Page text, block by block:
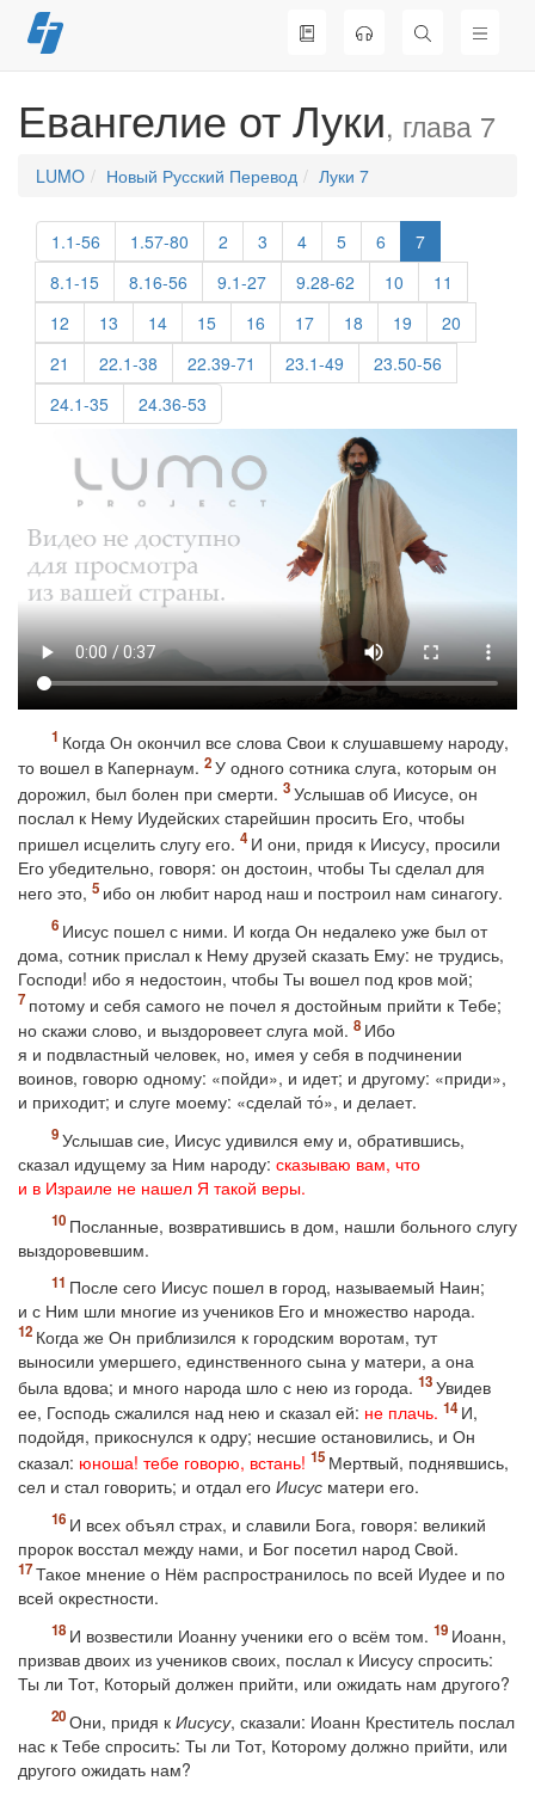
Перейти
к
Евангелие от Луки, глава 7
LUMO Новый Русский Перевод Луки 7
1.1-56 1.57-80 2 3 4 5 6
7
8.1-15
8.16-56 9.1-27 9.28-62 10
11
12
13 14 15 16 17 18 19
20
21
22.1-38 22.39-71 23.1-49
23.50-56
24.1-35
24.36-53
Когда Он окончил все слова Свои к слушавшему народу,
то вошел в Капернаум.
У одного сотника слуга, которым он
дорожил, был болен при смерти.
Услышав об Иисусе, он
послал к Нему Иудейских старейшин просить Его, чтобы
пришел исцелить слугу его.
И они, придя к Иисусу, просили
Его убедительно, говоря: он достоин, чтобы Ты сделал для
него это,
ибо он любит народ наш и построил нам синагогу.
Иисус пошел с ними. И когда Он недалеко уже был от
дома, сотник прислал к Нему друзей сказать Ему: не трудись,
Господи! ибо я недостоин, чтобы Ты вошел под кров мой;
потому и себя самого не почел я достойным прийти к Тебе;
но скажи слово, и выздоровеет слуга мой.
Ибо
я и подвластный человек, но, имея у себя в подчинении
воинов, говорю одному: «пойди», и идет; и другому: «приди»,
и приходит; и слуге моему: «сделай то́», и делает.
Услышав сие, Иисус удивился ему и, обратившись,
сказал идущему за Ним народу: сказываю вам, что
и в Израиле не нашел Я такой веры.
Посланные, возвратившись в дом, нашли больного слугу
выздоровевшим.
После сего Иисус пошел в город, называемый Наин;
и с Ним шли многие из учеников Его и множество народа.
Когда же Он приблизился к городским воротам, тут
выносили умершего, единственного сына у матери, а она
была вдова; и много народа шло с нею из города.
Увидев
ее, Господь сжалился над нею и сказал ей: не плачь.
И,
подойдя, прикоснулся к одру; несшие остановились, и Он
сказал: юноша! тебе говорю, встань!
Мертвый, поднявшись,
сел и стал говорить; и отдал его Иисус матери его.
И всех объял страх, и славили Бога, говоря: великий
пророк восстал между нами, и Бог посетил народ Свой.
Такое мнение о Нём распространилось по всей Иудее и по
всей окрестности.
И возвестили Иоанну ученики его о всём том.
Иоанн,
призвав двоих из учеников своих, послал к Иисусу спросить:
Ты ли Тот, Который должен прийти, или ожидать нам другого?
Они, придя к Иисусу, сказали: Иоанн Креститель послал
нас к Тебе спросить: Ты ли Тот, Которому должно прийти, или
другого ожидать нам?